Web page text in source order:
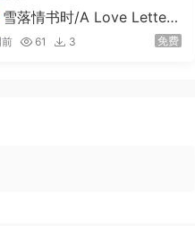
彼此感知和理解的呢。
雪落情书时/A Love Letter i
61 3 免费